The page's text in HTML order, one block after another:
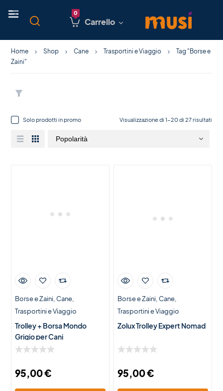
Carrello
Home Shop Cane Trasportini e Viaggio
Tag "Borse e
Zaini"
Solo prodotti in promo Visualizzazione di 1-20 di 27 risultati
Borse e Zaini Cane
Trasportini e Viaggio
Trolley + Borsa Mondo
Grigio per Cani
95,00€
Borse e Zaini Cane
Trasportini e Viaggio
Zolux Trolley Expert Nomad
95,00€